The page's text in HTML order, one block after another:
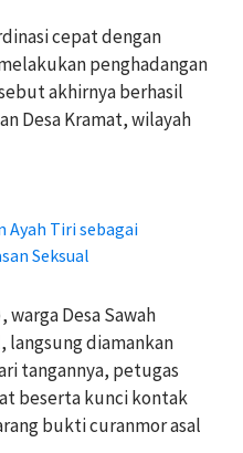
cepat dengan
penghadangan
akhirnya berhasil
Desa Kramat, wilayah
Ayah Tiri sebagai
Seksual
warga Desa Sawah
langsung diamankan
tangannya, petugas
beserta kunci kontak
bukti curanmor asal